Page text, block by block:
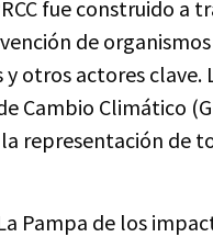
fue construido a
de
otros actores
Cambio Climático
representación de
Pampa de los